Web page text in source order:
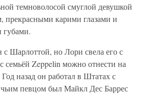
темноволосой смуглой девушкой
прекрасными карими глазами и
Шарлоттой, но Лори свела его с
семьёй Zeppelin можно отнести на
назад он работал в Штатах с
певцом был Майкл Дес Баррес